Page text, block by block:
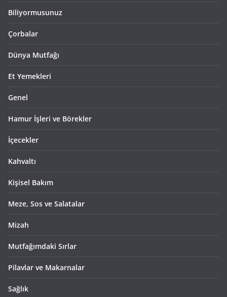
Biliyormusunuz
Çorbalar
Dünya Mutfağı
Et Yemekleri
Genel
Hamur İşleri ve Börekler
İçecekler
Kahvaltı
Kişisel Bakım
Meze, Sos ve Salatalar
Mizah
Mutfağımdaki Sırlar
Pilavlar ve Makarnalar
Sağlık